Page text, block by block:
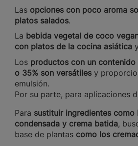
Las opciones con poco aroma
platos salados.
La bebida vegetal de coco
con platos de la cocina asiática
Los productos con un contenido
o 35% son versátiles y
emulsión.
Por su parte, para aplicaciones
Para sustituir ingredientes como
condensada y crema batida,
base de plantas como los